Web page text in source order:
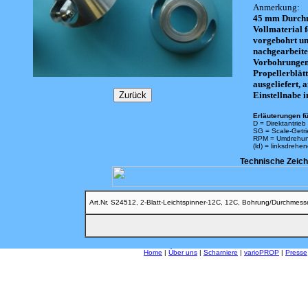
Anmerkung:
45 mm
Vollmaterial
vorgebohrt
ausgeliefert,
Einstellnabe
Erläuterungen
D =
SG = Scale-
RPM =
(ld) =
Technische
Art.Nr. S24512, 2-Blatt-Leichtspinner-12C, 12C, Bohrung/
Home | Über uns | Scharniere | varioPROP | Presse